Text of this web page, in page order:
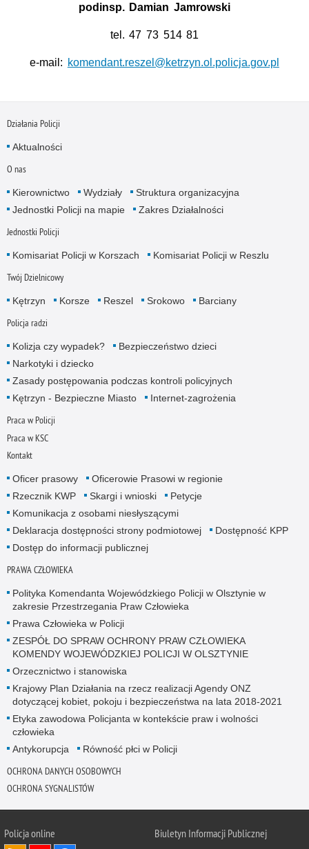
podinsp. Damian Jamrowski
tel. 47 73 514 81
e-mail: komendant.reszel@ketrzyn.ol.policja.gov.pl
Działania Policji
Aktualności
O nas
Kierownictwo Wydziały
Struktura organizacyjna
Jednostki Policji na mapie
Zakres Działalności
Jednostki Policji
Komisariat Policji w Korszach Komisariat Policji w Reszlu
Twój Dzielnicowy
Kętrzyn Korsze Reszel Srokowo Barciany
Policja radzi
Kolizja czy wypadek?
Bezpieczeństwo dzieci
Narkotyki i dziecko
Zasady postępowania podczas kontroli policyjnych
Kętrzyn - Bezpieczne Miasto
Internet-zagrożenia
Praca w Policji
Praca w KSC
Kontakt
Oficer prasowy
Oficerowie Prasowi w regionie
Rzecznik KWP
Skargi i wnioski
Petycje
Komunikacja z osobami niesłyszącymi
Deklaracja dostępności strony podmiotowej
Dostępność KPP
Dostęp do informacji publicznej
PRAWA CZŁOWIEKA
Polityka Komendanta Wojewódzkiego Policji w Olsztynie w
zakresie Przestrzegania Praw Człowieka
Prawa Człowieka w Policji
ZESPÓŁ DO SPRAW OCHRONY PRAW CZŁOWIEKA
KOMENDY WOJEWÓDZKIEJ POLICJI W OLSZTYNIE
Orzecznictwo i stanowiska
Krajowy Plan Działania na rzecz realizacji Agendy ONZ
dotyczącej kobiet, pokoju i bezpieczeństwa na lata 2018-2021
Etyka zawodowa Policjanta w kontekście praw i wolności
człowieka
Antykorupcja
Równość płci w Policji
OCHRONA DANYCH OSOBOWYCH
OCHRONA SYGNALISTÓW
Policja online Biuletyn Informacji Publicznej